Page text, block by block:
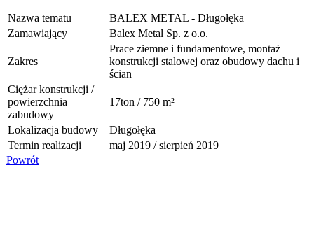
Nazwa tematu
BALEX METAL - Długołęka
Zamawiający
Balex Metal Sp. z o.o.
Zakres
Prace ziemne i fundamentowe, montaż
konstrukcji stalowej oraz obudowy dachu i
ścian
Ciężar konstrukcji /
powierzchnia
zabudowy
17ton / 750 m²
Lokalizacja budowy
Długołęka
Termin realizacji
maj 2019 / sierpień 2019
Powrót